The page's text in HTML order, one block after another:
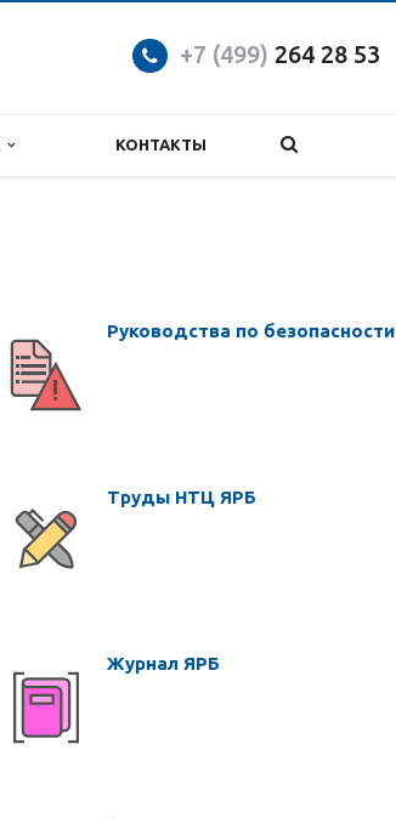
+7 (499) 264 28 53
КОНТАКТЫ
Руководства по безопасности
Труды НТЦ ЯРБ
Журнал ЯРБ